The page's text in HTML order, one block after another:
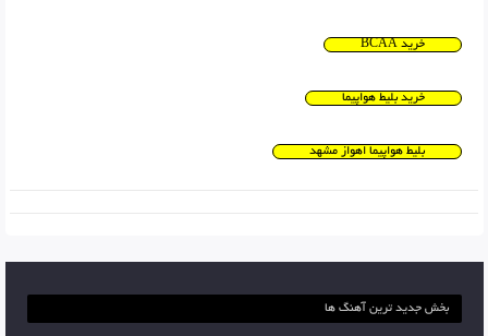
خرید BCAA
خرید بلیط هواپیما
بلیط هواپیما اهواز مشهد
بخش جدید ترین آهنگ ها